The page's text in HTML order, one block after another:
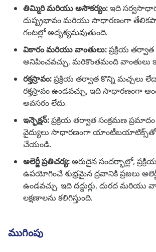
తిమ్మిరి మరియు అసౌకర్యం:ఇది
దుష్ప్రభావం మరియు సాధారణంగా
గంటల్లో అదృశ్యమవుతుంది.
వికారం మరియు వాంతులు:ప్రక్రియ
అనిపించవచ్చు, మరికొంతమంది వాంతులు
రక్తస్రావం:ప్రక్రియ తర్వాత కొన్ని మచ్చలు
రక్తస్రావం ఉండవచ్చు, ఇది సాధారణంగా
అవసరం లేదు.
ఇన్ఫెక్షన్:ప్రక్రియ తర్వాత సంక్రమణ
వైద్యులు సాధారణంగాయాంటీబయాటిక్స్‌తో
చేయండి.
అలెర్జీ ప్రతిచర్య:అరుదైన సందర్భాల్లో,
ఉపయోగించే శుభ్రమైన ద్రవానికి ప్రజలు
ఉండవచ్చు. ఇది దద్దుర్లు, దురద మరియు
లక్షణాలను కలిగిస్తుంది.
ముగింపు